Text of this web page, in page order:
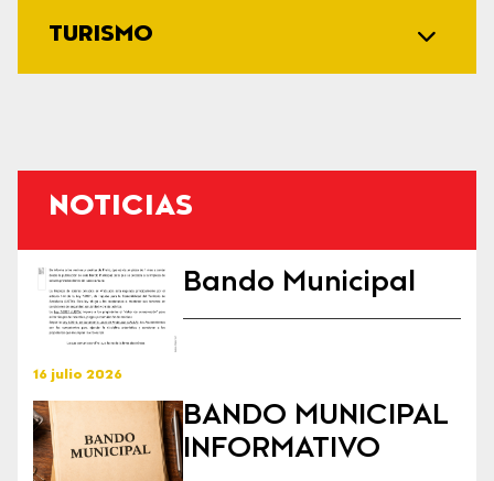
TURISMO
NOTICIAS
16 julio 2026
Bando Municipal
BANDO MUNICIPAL
INFORMATIVO